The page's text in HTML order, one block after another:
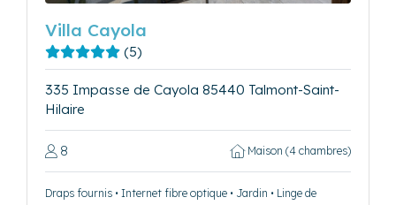
Villa Cayola
(5)
335 Impasse de Cayola 85440 Talmont-Saint-
Hilaire
8 Maison (4 chambres)
Draps fournis • Internet fibre optique • Jardin • Linge de